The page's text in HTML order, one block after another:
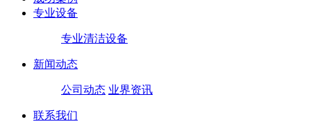
专业设备
专业清洁设备
新闻动态
公司动态 业界资讯
联系我们